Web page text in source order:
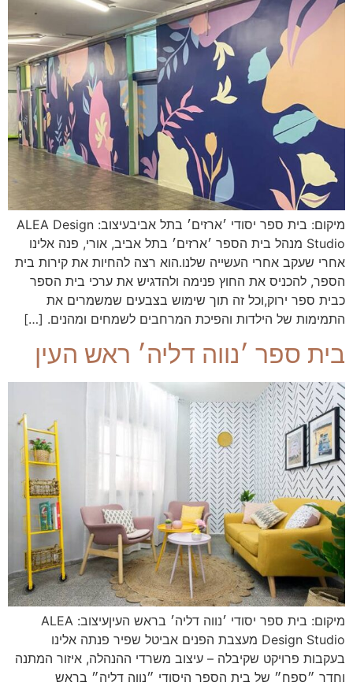
מיקום: בית ספר יסודי ׳ארזים׳ בתל אביבעיצוב: ALEA Design
Studio מנהל בית הספר ׳ארזים׳ בתל אביב, אורי, פנה אלינו
אחרי שעקב אחרי העשייה שלנו.הוא רצה להחיות את קירות בית
הספר, להכניס את החוץ פנימה ולהדגיש את ערכי בית הספר
כבית ספר ירוק,וכל זה תוך שימוש בצבעים שמשמרים את
התמימות של הילדות והפיכת המרחבים לשמחים ומהנים. […]
בית ספר ׳נווה דליה׳ ראש העין
מיקום: בית ספר יסודי ׳נווה דליה׳ בראש העיןעיצוב: ALEA
Design Studio מעצבת הפנים אביטל שפיר פנתה אלינו
בעקבות פרויקט שקיבלה – עיצוב משרדי ההנהלה, איזור המתנה
וחדר ״ספח״ של בית הספר היסודי ״נווה דליה״ בראש